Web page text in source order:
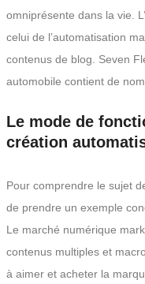
omniprésente dans la vie.
celui de l’automatisation
contenus de blog. Seven
automobile contient de
Le mode de
création
Pour comprendre le sujet
de prendre un exemple
Le marché numérique
contenus multiples et
à aimer et acheter la